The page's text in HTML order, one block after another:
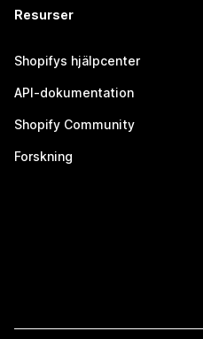
Resurser
Shopifys hjälpcenter
API-dokumentation
Shopify Community
Forskning